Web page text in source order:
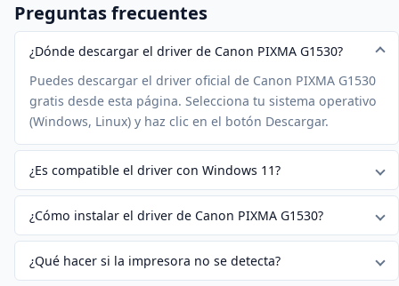
Preguntas frecuentes
¿Dónde descargar el driver de Canon PIXMA G1530?
Puedes descargar el driver oficial de Canon PIXMA G1530
gratis desde esta página. Selecciona tu sistema operativo
(Windows, Linux) y haz clic en el botón Descargar.
¿Es compatible el driver con Windows 11?
¿Cómo instalar el driver de Canon PIXMA G1530?
¿Qué hacer si la impresora no se detecta?